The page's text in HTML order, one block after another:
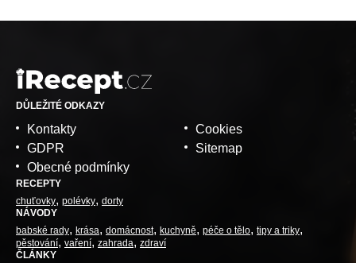
DŮLEŽITÉ ODKAZY
Kontakty
GDPR
Obecné podmínky
Cookies
Sitemap
RECEPTY
chuťovky polévky dorty
NÁVODY
babské rady krása domácnost kuchyně péče o tělo tipy a triky
pěstování vaření zahrada
zdraví
ČLÁNKY